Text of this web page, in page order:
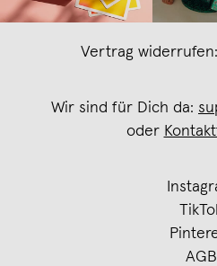
Vertrag widerrufen:
Wir sind für Dich da:
oder
AGB